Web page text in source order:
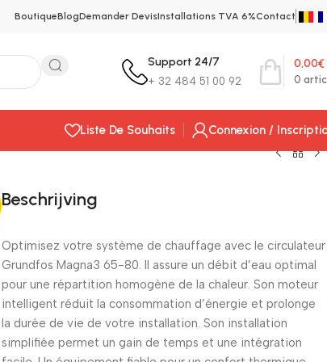
BoutiqueBlogDemander DevisInstallations TVA 6%Contact
Support 24/7
+ 32 484 51 00 92 0
0,00€
Liste De Souhaits
Connexion /
Beschrijving
Optimisez votre système de chauffage avec le circulateur
Grundfos Magna3 65-80. Il assure un débit d’eau optimal
pour une répartition homogène de la chaleur. Son moteur
intelligent réduit la consommation d’énergie et prolonge
la durée de vie de votre installation. Son installation
simplifiée permet un gain de temps et une intégration